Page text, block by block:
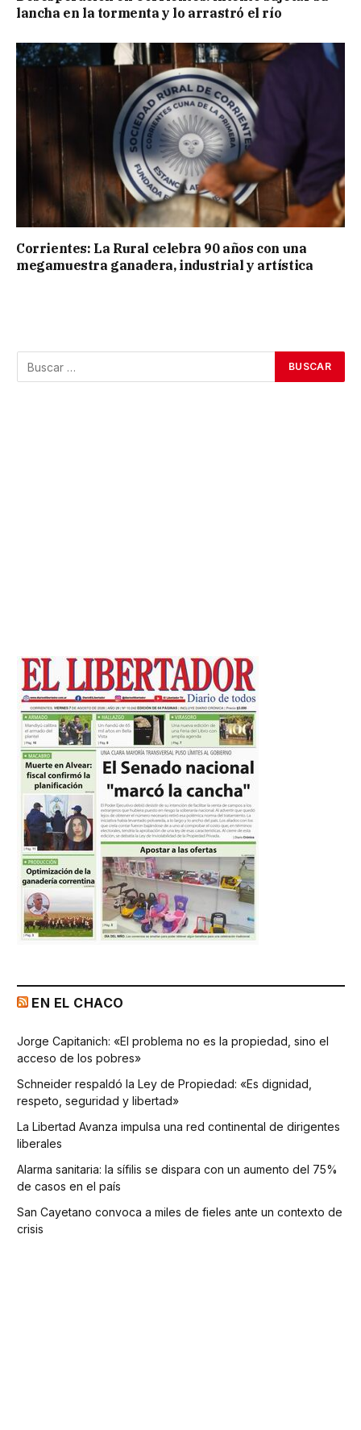
lancha en la tormenta y lo arrastró el río
Corrientes: La Rural celebra 90 años con una
megamuestra ganadera, industrial y artística
EN EL CHACO
Jorge Capitanich: «El problema no es la propiedad, sino el
acceso de los pobres»
Schneider respaldó la Ley de Propiedad: «Es dignidad,
respeto, seguridad y libertad»
La Libertad Avanza impulsa una red continental de dirigentes
liberales
Alarma sanitaria: la sífilis se dispara con un aumento del 75%
de casos en el país
San Cayetano convoca a miles de fieles ante un contexto de
crisis